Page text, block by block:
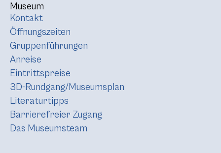
Museum
Kontakt
Öffnungszeiten
Gruppenführungen
Anreise
Eintrittspreise
3D-Rundgang/Museumsplan
Literaturtipps
Barrierefreier Zugang
Das Museumsteam